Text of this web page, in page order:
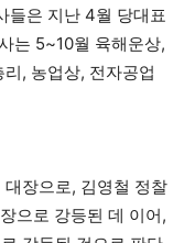
들은 지난 4월 당대표
는 5~10월 육해운상,
, 농업상, 전자공업
장으로, 김영철 정찰
으로 강등된 데 이어,